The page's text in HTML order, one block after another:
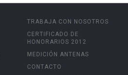
TRABAJA CON NOSOTROS
CERTIFICADO DE
HONORARIOS 2012
MEDICIÓN ANTENAS
CONTACTO